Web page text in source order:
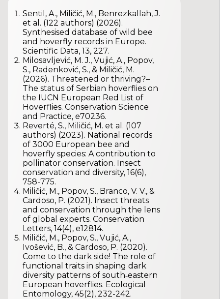
Sentil, A., Miličić, M., Benrezkallah, J.
et al. (122 authors) (2026).
Synthesised database of wild bee
and hoverfly records in Europe.
Scientific Data, 13, 227.
Milosavljević, M. J., Vujić, A., Popov,
S., Radenković, S., & Miličić, M.
(2026). Threatened or thriving?–
The status of Serbian hoverflies on
the IUCN European Red List of
Hoverflies. Conservation Science
and Practice, e70236.
Reverté, S., Miličić, M. et al. (107
authors) (2023). National records
of 3000 European bee and
hoverfly species: A contribution to
pollinator conservation. Insect
conservation and diversity, 16(6),
758-775.
Miličić, M., Popov, S., Branco, V. V., &
Cardoso, P. (2021). Insect threats
and conservation through the lens
of global experts. Conservation
Letters, 14(4), e12814.
Miličić, M., Popov, S., Vujić, A.,
Ivošević, B., & Cardoso, P. (2020).
Come to the dark side! The role of
functional traits in shaping dark
diversity patterns of south‐eastern
European hoverflies. Ecological
Entomology, 45(2), 232-242.